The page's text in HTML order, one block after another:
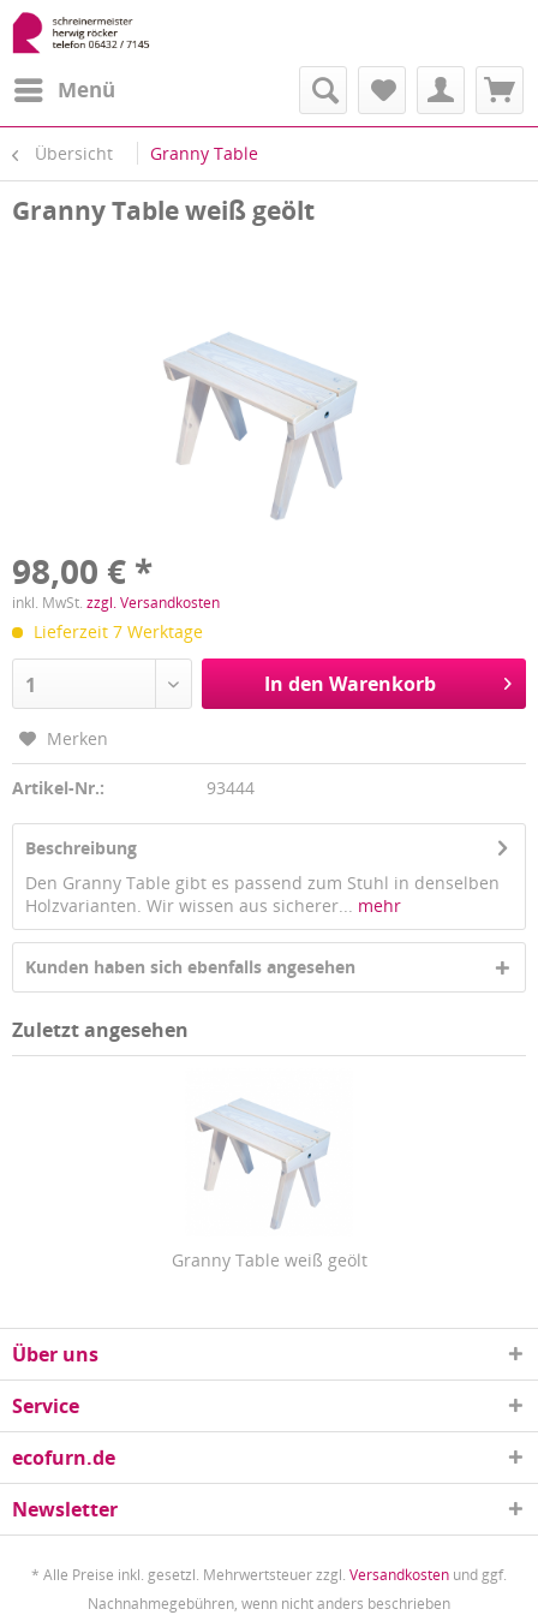
Menü
Übersicht Granny Table
Granny Table weiß geölt
98,00 € *
inkl. MwSt. zzgl. Versandkosten
Lieferzeit 7 Werktage
1 In den Warenkorb
Merken
Artikel-Nr.: 93444
Beschreibung
Den Granny Table gibt es passend zum Stuhl in denselben
Holzvarianten. Wir wissen aus sicherer... mehr
Kunden haben sich ebenfalls angesehen
Zuletzt angesehen
Granny Table weiß geölt
Über uns
Service
ecofurn.de
Newsletter
* Alle Preise inkl. gesetzl. Mehrwertsteuer zzgl. Versandkosten und ggf.
Nachnahmegebühren, wenn nicht anders beschrieben